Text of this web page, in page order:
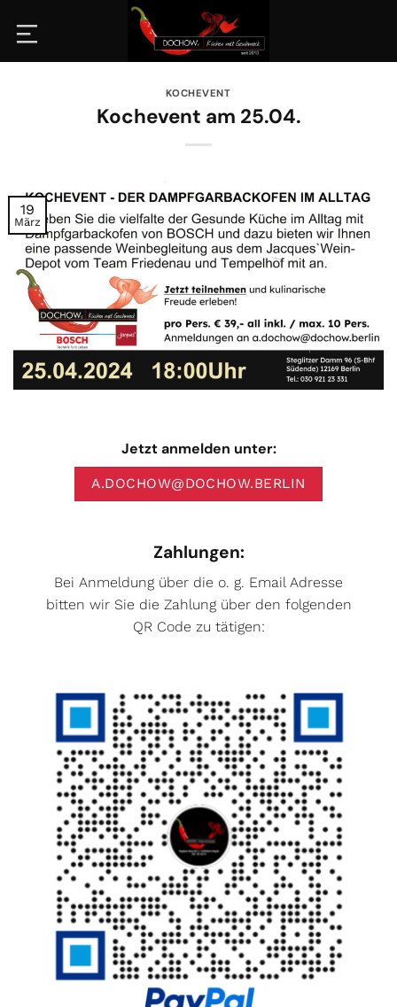
Inhalt
KOCHEVENT
Kochevent am 25.04.
19
März
Jetzt anmelden unter:
A.DOCHOW@DOCHOW.BERLIN
Zahlungen:
Bei Anmeldung über die o. g. Email Adresse
bitten wir Sie die Zahlung über den folgenden
QR Code zu tätigen: